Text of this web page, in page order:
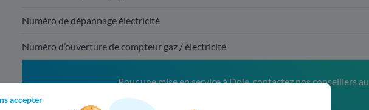
accepter
Numéro de dépannage électricité
Numéro d’ouverture de compteur gaz / électricité
Pour une mise en service à Dole, contactez nos conseillers au